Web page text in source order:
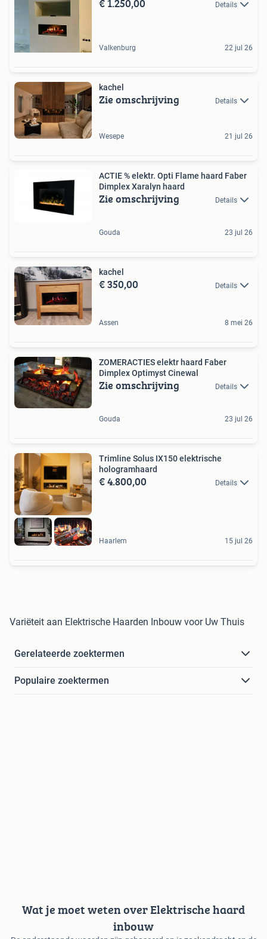
Details
Valkenburg 22 jul 26
kachel
Zie omschrijving Details
Wesepe 21 jul 26
ACTIE % elektr. Opti Flame haard Faber
Dimplex Xaralyn haard
Zie omschrijving Details
Gouda 23 jul 26
kachel
€ 350,00 Details
Assen 8 mei 26
ZOMERACTIES elektr haard Faber
Dimplex Optimyst Cinewal
Zie omschrijving Details
Gouda 23 jul 26
Trimline Solus IX150 elektrische
hologramhaard
€ 4.800,00 Details
Haarlem 15 jul 26
Variëteit aan Elektrische Haarden Inbouw voor Uw Thuis
Gerelateerde zoektermen
Populaire zoektermen
Wat je moet weten over Elektrische haard
inbouw